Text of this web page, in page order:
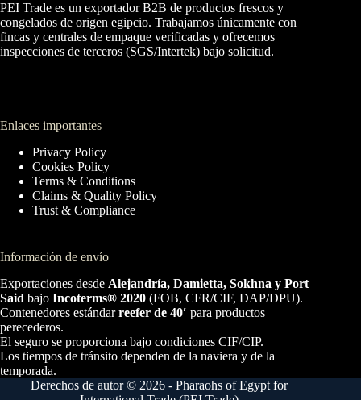
PEI Trade es un exportador B2B de productos frescos y
congelados de origen egipcio. Trabajamos únicamente con
fincas y centrales de empaque verificadas y ofrecemos
inspecciones de terceros (SGS/Intertek) bajo solicitud.
Enlaces importantes
Privacy Policy
Cookies Policy
Terms & Conditions
Claims & Quality Policy
Trust & Compliance
Información de envío
Exportaciones desde Alejandría, Damietta, Sokhna y Port
Said bajo Incoterms® 2020 (FOB, CFR/CIF, DAP/DPU).
Contenedores estándarreefer de 40′ para productos
perecederos.
El seguro se proporciona bajo condiciones CIF/CIP.
Los tiempos de tránsito dependen de la naviera y de la
temporada.
Derechos de autor © 2026 - Pharaohs of Egypt for